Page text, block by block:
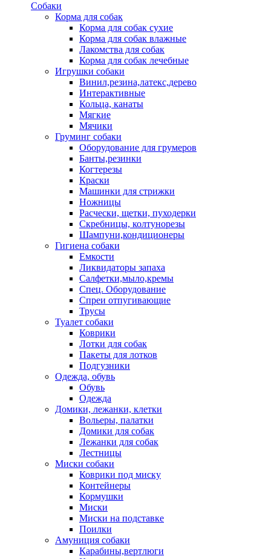
Собаки
Корма для собак
Корма для собак сухие
Корма для собак влажные
Лакомства для собак
Корма для собак лечебные
Игрушки собаки
Винил,резина,латекс,дерево
Интерактивные
Кольца, канаты
Мягкие
Мячики
Груминг собаки
Оборудование для грумеров
Банты,резинки
Когтерезы
Краски
Машинки для стрижки
Ножницы
Расчески, щетки, пуходерки
Скребницы, колтунорезы
Шампуни,кондиционеры
Гигиена собаки
Емкости
Ликвидаторы запаха
Салфетки,мыло,кремы
Спец. Оборудование
Спреи отпугивающие
Трусы
Туалет собаки
Коврики
Лотки для собак
Пакеты для лотков
Подгузники
Одежда, обувь
Обувь
Одежда
Домики, лежанки, клетки
Вольеры, палатки
Домики для собак
Лежанки для собак
Лестницы
Миски собаки
Коврики под миску
Контейнеры
Кормушки
Миски
Миски на подставке
Поилки
Амуниция собаки
Карабины,вертлюги